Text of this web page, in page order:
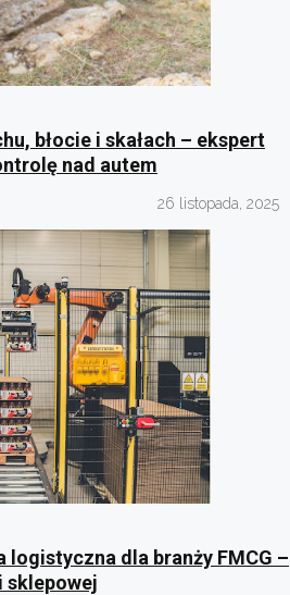
błocie i skałach – ekspert
nad autem
26 listopada, 2025
logistyczna dla branży FMCG –
sklepowej